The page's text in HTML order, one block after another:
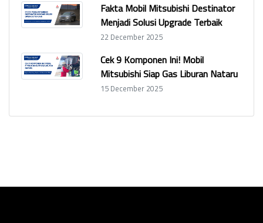
Fakta Mobil Mitsubishi Destinator
Menjadi Solusi Upgrade Terbaik
22 December 2025
Cek 9 Komponen Ini! Mobil
Mitsubishi Siap Gas Liburan Nataru
15 December 2025